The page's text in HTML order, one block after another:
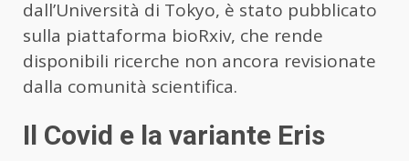
dall’Università di Tokyo, è stato pubblicato
sulla piattaforma bioRxiv, che rende
disponibili ricerche non ancora revisionate
dalla comunità scientifica.
Il Covid e la variante Eris